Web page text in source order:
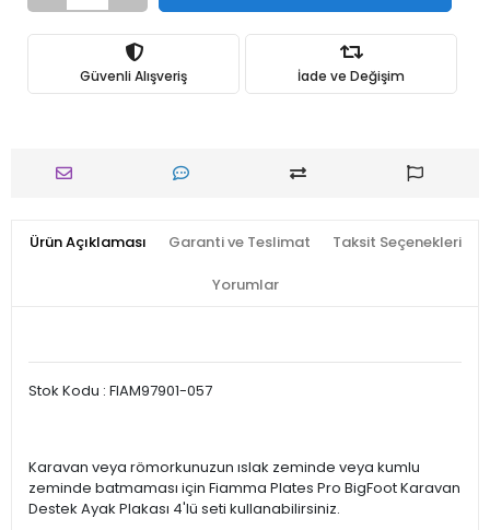
Güvenli Alışveriş İade ve Değişim
Ürün Açıklaması Garanti ve Teslimat Taksit Seçenekleri
Yorumlar
Stok Kodu : FIAM97901-057
Karavan veya römorkunuzun ıslak zeminde veya kumlu
zeminde batmaması için Fiamma Plates Pro BigFoot Karavan
Destek Ayak Plakası 4'lü seti kullanabilirsiniz.